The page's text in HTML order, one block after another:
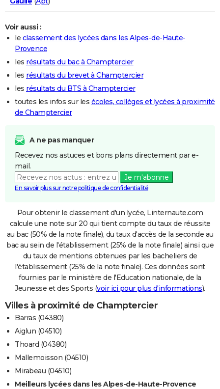
Voir aussi :
le classement des lycées dans les Alpes-de-Haute-
Provence
les résultats du bac à Champtercier
les résultats du brevet à Champtercier
les résultats du BTS à Champtercier
toutes les infos sur les écoles, collèges et lycées à proximité
de Champtercier
A ne pas manquer
Recevez nos astuces et bons plans directement par e-
mail.
Je m'abonne
En savoir plus sur notre politique de confidentialité
Pour obtenir le classement d'un lycée, Linternaute.com
calcule une note sur 20 qui tient compte du taux de réussite
au bac (50% de la note finale), du taux d'accès de la seconde au
bac au sein de l'établissement (25% de la note finale) ainsi que
du taux de mentions obtenues par les bacheliers de
l'établissement (25% de la note finale). Ces données sont
fournies par le ministère de l'Education nationale, de la
Jeunesse et des Sports (voir ici pour plus d'informations).
Villes à proximité de Champtercier
Barras (04380)
Aiglun (04510)
Thoard (04380)
Mallemoisson (04510)
Mirabeau (04510)
Meilleurs lycées dans les Alpes-de-Haute-Provence